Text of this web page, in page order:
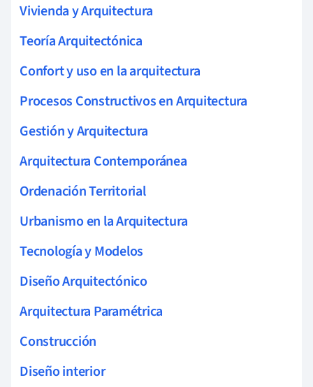
Vivienda y Arquitectura
Teoría Arquitectónica
Confort y uso en la arquitectura
Procesos Constructivos en Arquitectura
Gestión y Arquitectura
Arquitectura Contemporánea
Ordenación Territorial
Urbanismo en la Arquitectura
Tecnología y Modelos
Diseño Arquitectónico
Arquitectura Paramétrica
Construcción
Diseño interior